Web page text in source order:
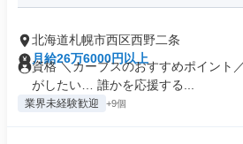
北海道札幌市西区西野二条
月給26万6000円以上
資格 ＼カーブスのおすすめポイント
がしたい… 誰かを応援する...
業界未経験歓迎 +9個